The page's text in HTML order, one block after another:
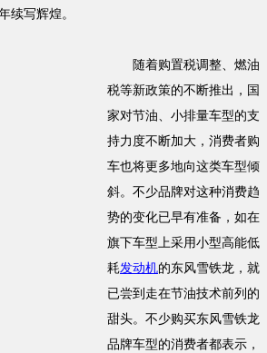
续写辉煌。
随着购置税调整、燃油
税等新政策的不断推出，国
家对节油、小排量车型的支
持力度不断加大，消费者购
车也将更多地向这类车型倾
斜。不少品牌对这种消费趋
势的变化已早有准备，如在
旗下车型上采用小型高能低
耗发动机的东风雪铁龙，就
已尝到走在节油技术前列的
甜头。不少购买东风雪铁龙
品牌车型的消费者都表示，